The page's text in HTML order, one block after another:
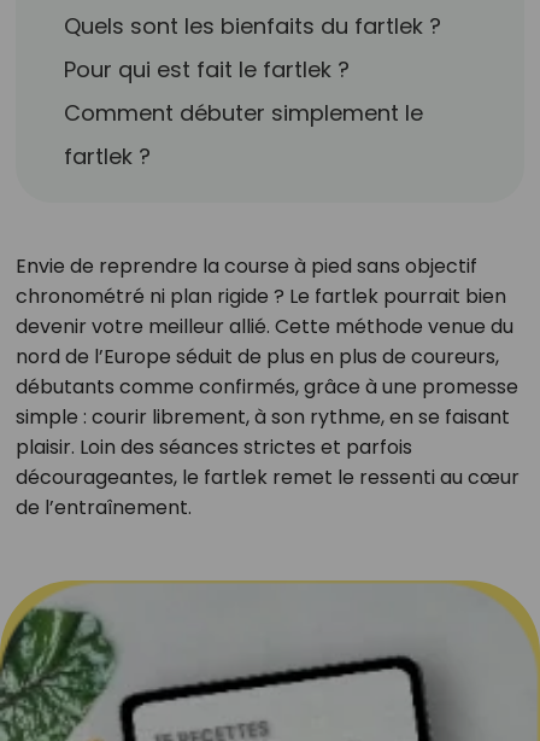
Quels sont les bienfaits du fartlek ?
Pour qui est fait le fartlek ?
Comment débuter simplement le
fartlek ?
Envie de reprendre la course à pied sans objectif
chronométré ni plan rigide ? Le fartlek pourrait bien
devenir votre meilleur allié. Cette méthode venue du
nord de l’Europe séduit de plus en plus de coureurs,
débutants comme confirmés, grâce à une promesse
simple : courir librement, à son rythme, en se faisant
plaisir. Loin des séances strictes et parfois
décourageantes, le fartlek remet le ressenti au cœur
de l’entraînement.